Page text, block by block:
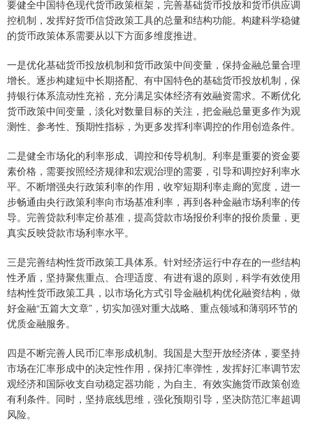
要健全中国特色现代货币政策框架，完善基础货币投放和货币供应调
控机制，发挥好货币信贷政策工具的总量和结构功能。构建科学稳健
的货币政策体系需要从以下方面多维度推进。
一是优化基础货币投放机制和货币政策中间变量，保持金融总量合理
增长。逐步构建短中长期搭配、有中国特色的基础货币投放机制，保
持银行体系流动性充裕，充分满足实体经济有效融资需求。不断优化
货币政策中间变量，淡化对数量目标的关注，把金融总量更多作为观
测性、参考性、预期性指标，为更多发挥利率调控的作用创造条件。
二是健全市场化的利率形成、调控和传导机制。利率是重要的资金要
素价格，需要按照经济规律和宏观治理的需要，引导和调控好利率水
平。不断增强央行政策利率的作用，收窄短期利率走廊的宽度，进一
步畅通由央行政策利率向市场基准利率，再到各种金融市场利率的传
导。完善贷款利率定价基准，提高贷款市场报价利率的报价质量，更
真实反映贷款市场利率水平。
三是完善结构性货币政策工具体系。针对经济运行中存在的一些结构
性矛盾，坚持聚焦重点、合理适度、有进有退的原则，科学有效使用
结构性货币政策工具，以市场化方式引导金融机构优化融资结构，做
好金融“五篇大文章”，切实加强对重大战略、重点领域和薄弱环节的
优质金融服务。
四是不断完善人民币汇率形成机制。我国是大型开放经济体，要坚持
市场在汇率形成中的决定性作用，保持汇率弹性，发挥好汇率调节宏
观经济和国际收支自动稳定器功能，为自主、有效实施货币政策创造
有利条件。同时，坚持底线思维，强化预期引导，坚决防范汇率超调
风险。